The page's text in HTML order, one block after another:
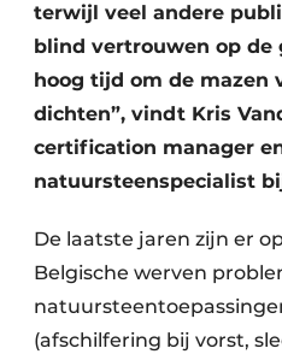
terwijl veel andere
blind vertrouwen op de
hoog tijd om de mazen
dichten”, vindt Kris
certification manager
natuursteenspecialist
De laatste jaren zijn er
Belgische werven
(afschilfering bij vorst,